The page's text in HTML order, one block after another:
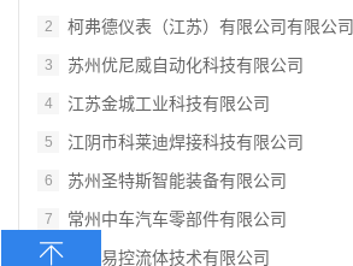
2 柯弗德仪表（江苏）有限公司有限公司
3 苏州优尼威自动化科技有限公司
4 江苏金城工业科技有限公司
5 江阴市科莱迪焊接科技有限公司
6 苏州圣特斯智能装备有限公司
7 常州中车汽车零部件有限公司
8 无锡易控流体技术有限公司